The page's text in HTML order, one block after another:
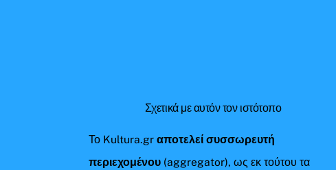
Σχετικά με αυτόν τον ιστότοπο
Το Kultura.grαποτελεί συσσωρευτή
περιεχομένου (aggregator), ως εκ τούτου τα